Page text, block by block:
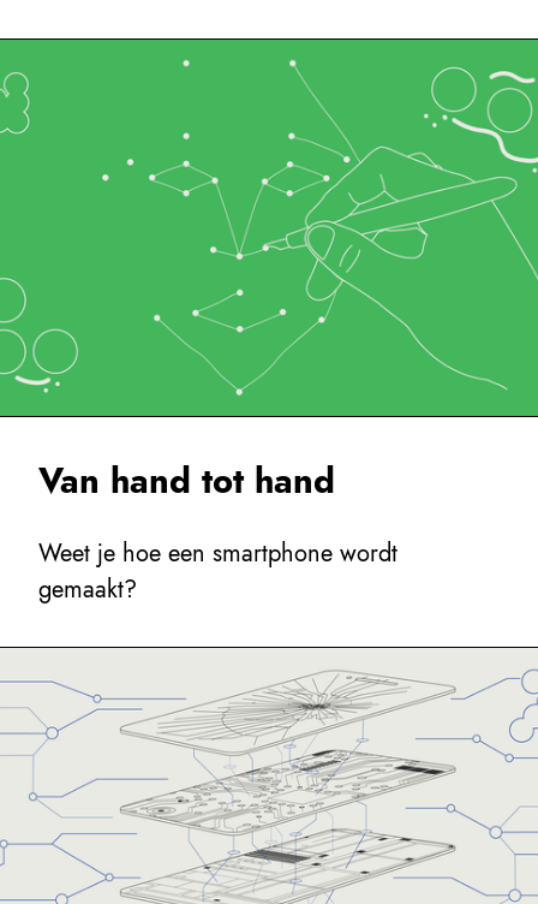
Van hand tot hand
Weet je hoe een smartphone wordt
gemaakt?